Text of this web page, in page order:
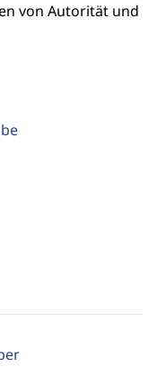
von Autorität und